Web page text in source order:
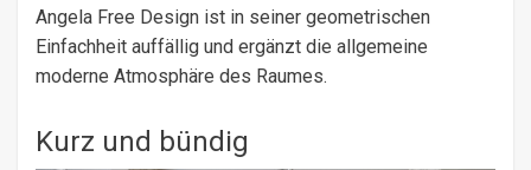
Angela Free Design ist in seiner geometrischen
Einfachheit auffällig und ergänzt die allgemeine
moderne Atmosphäre des Raumes.
Kurz und bündig